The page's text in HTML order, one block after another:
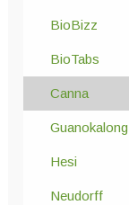
BioBizz
BioTabs
Canna
Guanokalong
Hesi
Neudorff